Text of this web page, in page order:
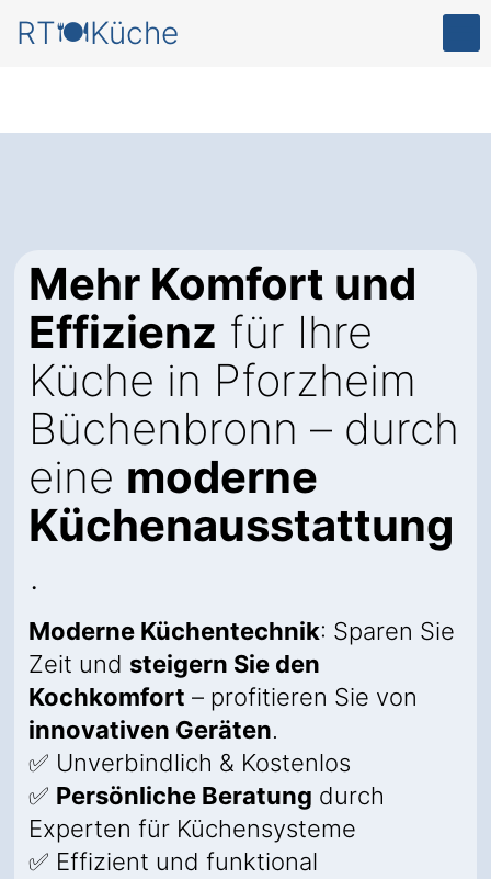
RT🍽️Küche
Mehr Komfort und
Effizienz für Ihre
Küche in Pforzheim
Büchenbronn – durch
eine moderne
Küchenausstattung
.
Moderne Küchentechnik: Sparen Sie
Zeit und steigern Sie den
Kochkomfort – profitieren Sie von
innovativen Geräten.
✅ Unverbindlich & Kostenlos
✅ Persönliche Beratung durch
Experten für Küchensysteme
✅ Effizient und funktional